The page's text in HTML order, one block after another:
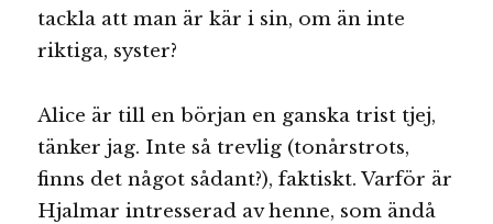
tackla att man är kär i sin, om än inte
riktiga, syster?
Alice är till en början en ganska trist tjej,
tänker jag. Inte så trevlig (tonårstrots,
finns det något sådant?), faktiskt. Varför är
Hjalmar intresserad av henne, som ändå